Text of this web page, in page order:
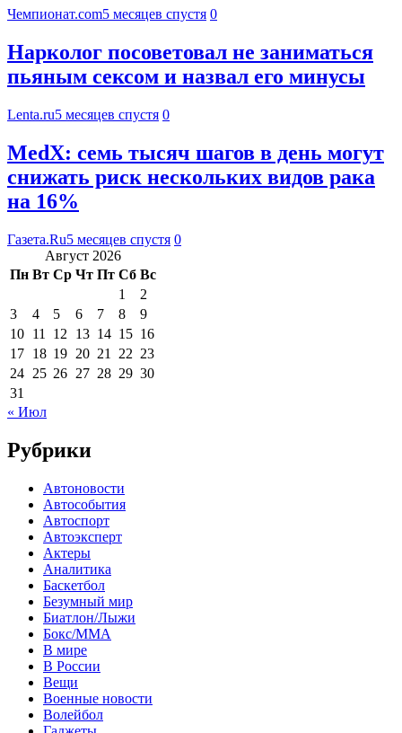
Чемпионат.com5 месяцев спустя 0
Нарколог посоветовал не заниматься
пьяным сексом и назвал его минусы
Lenta.ru5 месяцев спустя 0
MedX: семь тысяч шагов в день могут
снижать риск нескольких видов рака
на 16%
Газета.Ru5 месяцев спустя 0
Август 2026
Пн Вт Ср Чт Пт Сб Вс
1
2
3
4 5 6 7 8
9
10 11 12 13 14 15 16
17 18 19 20 21 22 23
24 25 26 27 28 29 30
31
« Июл
Рубрики
Автоновости
Автособытия
Автоспорт
Автоэксперт
Актеры
Аналитика
Баскетбол
Безумный мир
Биатлон/Лыжи
Бокс/MMA
В мире
В России
Вещи
Военные новости
Волейбол